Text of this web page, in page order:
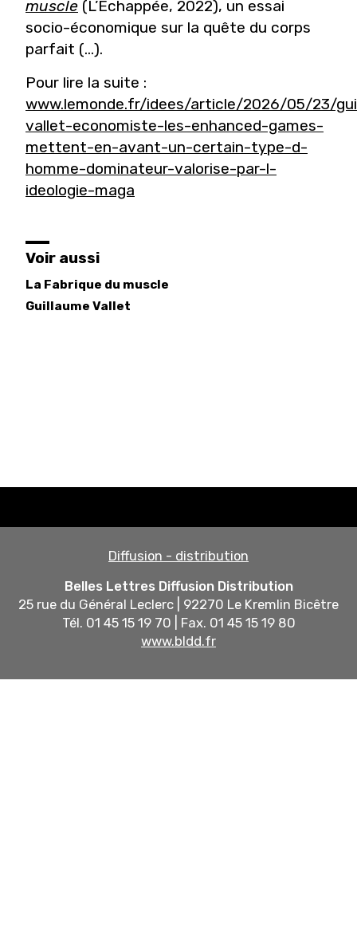
muscle (L’Echappée, 2022), un essai
socio-économique sur la quête du corps
parfait (...).
Pour lire la suite :
www.lemonde.fr/idees/article/2026/05/23/
vallet-economiste-les-enhanced-games-
mettent-en-avant-un-certain-type-d-
homme-dominateur-valorise-par-l-
ideologie-maga
Voir aussi
La Fabrique du muscle
Guillaume Vallet
Diffusion - distribution
Belles Lettres Diffusion Distribution
25 rue du Général Leclerc | 92270 Le Kremlin Bicêtre
Tél. 01 45 15 19 70 | Fax. 01 45 15 19 80
www.bldd.fr